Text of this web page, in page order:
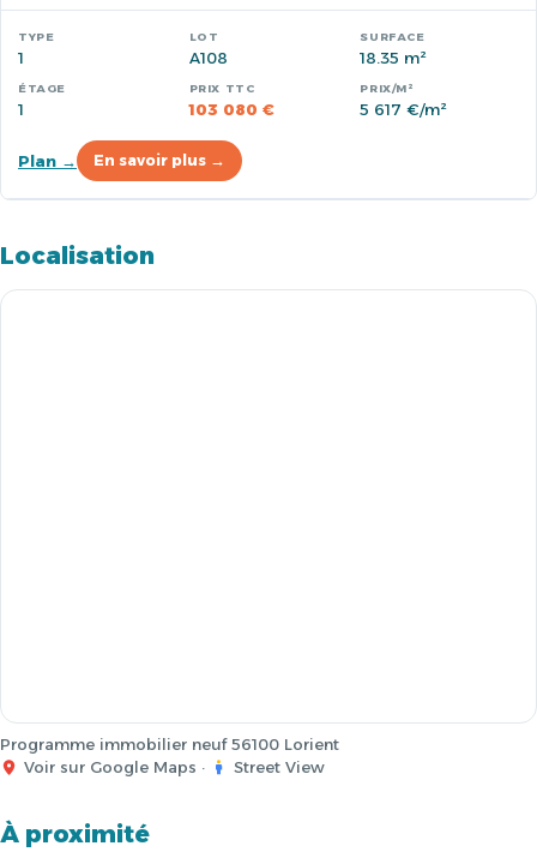
1 A108 18.35 m²
1 103 080 € 5 617 €/m²
Plan → En savoir plus →
Localisation
Programme immobilier neuf 56100 Lorient
Voir sur Google Maps · Street View
À proximité